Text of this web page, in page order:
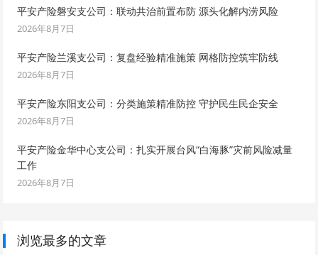
平安产险磐安支公司：联动共治前置布防 源头化解内涝风险
2026年8月7日
平安产险兰溪支公司：复盘经验精准施策 网格防控筑牢防线
2026年8月7日
平安产险东阳支公司：分类施策精准防控 守护民生民企安全
2026年8月7日
平安产险金华中心支公司：扎实开展台风“白海豚”灾前风险减量
工作
2026年8月7日
浏览最多的文章